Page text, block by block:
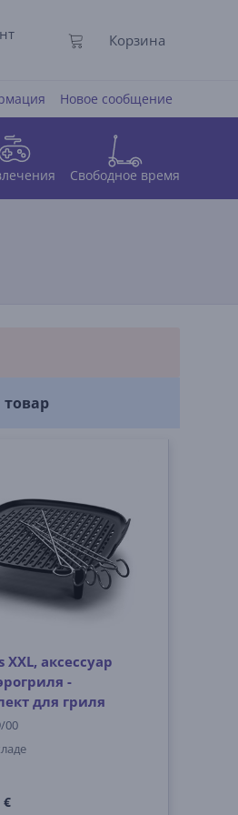
Корзина
Новое сообщение
Свободное время
XXL, аксессуар
-
для гриля
00
€